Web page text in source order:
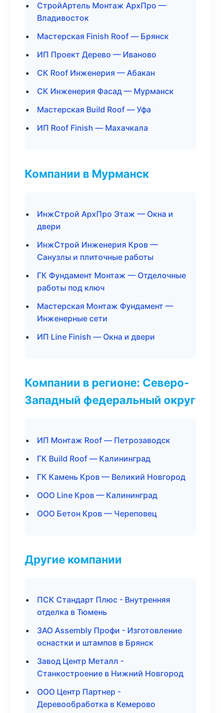
СтройАртель Монтаж АрхПро —
Владивосток
Мастерская Finish Roof — Брянск
ИП Проект Дерево — Иваново
СК Roof Инженерия — Абакан
СК Инженерия Фасад — Мурманск
Мастерская Build Roof — Уфа
ИП Roof Finish — Махачкала
Компании в Мурманск
ИнжСтрой АрхПро Этаж — Окна и
двери
ИнжСтрой Инженерия Кров —
Санузлы и плиточные работы
ГК Фундамент Монтаж — Отделочные
работы под ключ
Мастерская Монтаж Фундамент —
Инженерные сети
ИП Line Finish — Окна и двери
Компании в регионе: Северо-
Западный федеральный округ
ИП Монтаж Roof — Петрозаводск
ГК Build Roof — Калининград
ГК Камень Кров — Великий Новгород
ООО Line Кров — Калининград
ООО Бетон Кров — Череповец
Другие компании
ПСК Стандарт Плюс - Внутренняя
отделка в Тюмень
ЗАО Assembly Профи - Изготовление
оснастки и штампов в Брянск
Завод Центр Металл -
Станкостроение в Нижний Новгород
ООО Центр Партнер -
Деревообработка в Кемерово